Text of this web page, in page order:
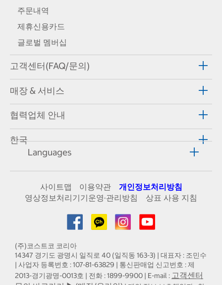
주문내역
제휴신용카드
글로벌 멤버십
고객센터(FAQ/문의)
매장 & 서비스
협력업체 안내
한국
Languages
사이트맵 이용약관
개인정보처리방침
영상정보처리기기운영·관리방침
상표 사용 지침
(주)코스트코 코리아
14347 경기도 광명시 일직로 40 (일직동 163-3) | 대표자 : 조민수
| 사업자 등록번호 : 107-81-63829 | 통신판매업 신고번호 : 제
2013-경기광명-0013호 | 전화 : 1899-9900 | E-mail : 고객센터